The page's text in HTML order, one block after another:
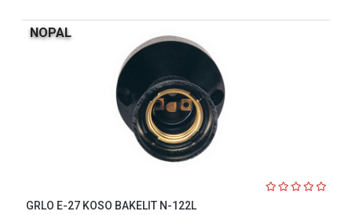
NOPAL
GRLO E-27 KOSO BAKELIT N-122L